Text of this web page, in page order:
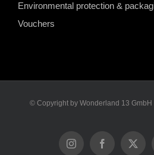
Environmental protection &
Vouchers
© Copyright by Wonderland 13
InstagramFacebook
X